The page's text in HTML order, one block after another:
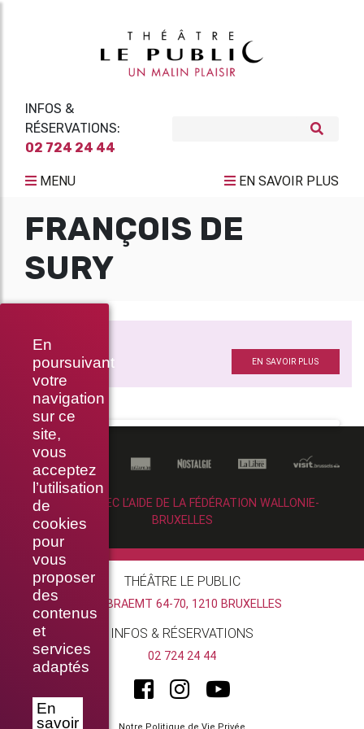
En
poursuivant
votre
navigation
sur ce
site,
vous
acceptez
l’utilisation
de
cookies
pour
vous
proposer
des
contenus
et
services
adaptés
En
savoir
INFOS &
RÉSERVATIONS:
02 724 24 44
MENU EN SAVOIR PLUS
FRANÇOIS DE
SURY
CLOSER
Projections EN SAVOIR PLUS
RÉALISÉ AVEC L’AIDE DE LA FÉDÉRATION WALLONIE-
BRUXELLES
THÉÂTRE LE PUBLIC
RUE BRAEMT 64-70, 1210 BRUXELLES
INFOS & RÉSERVATIONS
02 724 24 44
Notre Politique de Vie Privée